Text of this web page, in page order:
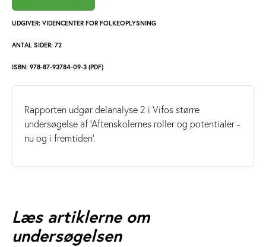
UDGIVER: VIDENCENTER FOR FOLKEOPLYSNING
ANTAL SIDER: 72
ISBN: 978-87-93784-09-3 (PDF)
Rapporten udgør delanalyse 2 i Vifos større
undersøgelse af 'Aftenskolernes roller og potentialer -
nu og i fremtiden'.
Læs artiklerne om
undersøgelsen